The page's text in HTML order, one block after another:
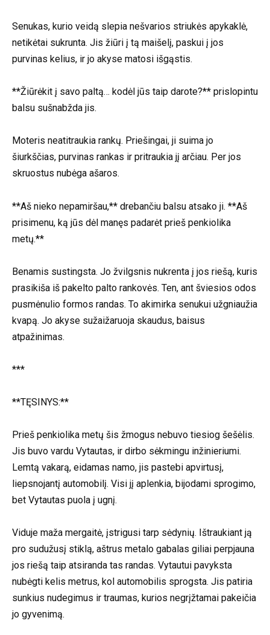
Senukas, kurio veidą slepia nešvarios striukės apykaklė,
netikėtai sukrunta. Jis žiūri į tą maišelį, paskui į jos
purvinas kelius, ir jo akyse matosi išgąstis.
**Žiūrėkit į savo paltą… kodėl jūs taip darote?** prislopintu
balsu sušnabžda jis.
Moteris neatitraukia rankų. Priešingai, ji suima jo
šiurkščias, purvinas rankas ir pritraukia jį arčiau. Per jos
skruostus nubėga ašaros.
**Aš nieko nepamiršau,** drebančiu balsu atsako ji. **Aš
prisimenu, ką jūs dėl manęs padarėt prieš penkiolika
metų.**
Benamis sustingsta. Jo žvilgsnis nukrenta į jos riešą, kuris
prasikiša iš pakelto palto rankovės. Ten, ant šviesios odos
pusmėnulio formos randas. To akimirka senukui užgniaužia
kvapą. Jo akyse sužaižaruoja skaudus, baisus
atpažinimas.
***
**TĘSINYS:**
Prieš penkiolika metų šis žmogus nebuvo tiesiog šešėlis.
Jis buvo vardu Vytautas, ir dirbo sėkmingu inžinieriumi.
Lemtą vakarą, eidamas namo, jis pastebi apvirtusį,
liepsnojantį automobilį. Visi jį aplenkia, bijodami sprogimo,
bet Vytautas puola į ugnį.
Viduje maža mergaitė, įstrigusi tarp sėdynių. Ištraukiant ją
pro sudužusį stiklą, aštrus metalo gabalas giliai perpjauna
jos riešą taip atsiranda tas randas. Vytautui pavyksta
nubėgti kelis metrus, kol automobilis sprogsta. Jis patiria
sunkius nudegimus ir traumas, kurios negrįžtamai pakeičia
jo gyvenimą.